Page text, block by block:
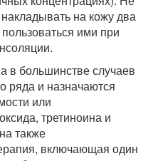
на кожу два
ими при
в большинстве случаев
ряда и назначаются
или
третиноина и
также
включающая один